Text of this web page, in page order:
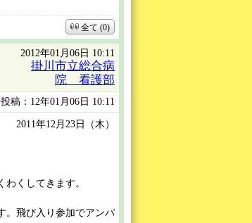
全て (0)
2012年01月06日 10:11
掛川市立総合病
院 看護部
稿：12年01月06日 10:11
2011年12月23日（木）
くしてきます。
飛び入り参加でアンパ